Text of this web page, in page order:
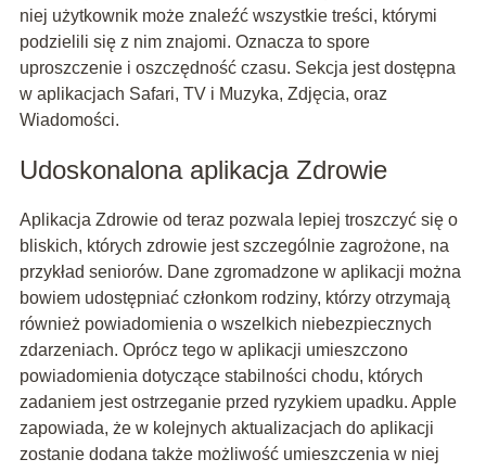
niej użytkownik może znaleźć wszystkie treści, którymi
podzielili się z nim znajomi. Oznacza to spore
uproszczenie i oszczędność czasu. Sekcja jest dostępna
w aplikacjach Safari, TV i Muzyka, Zdjęcia, oraz
Wiadomości.
Udoskonalona aplikacja Zdrowie
Aplikacja Zdrowie od teraz pozwala lepiej troszczyć się o
bliskich, których zdrowie jest szczególnie zagrożone, na
przykład seniorów. Dane zgromadzone w aplikacji można
bowiem udostępniać członkom rodziny, którzy otrzymają
również powiadomienia o wszelkich niebezpiecznych
zdarzeniach. Oprócz tego w aplikacji umieszczono
powiadomienia dotyczące stabilności chodu, których
zadaniem jest ostrzeganie przed ryzykiem upadku. Apple
zapowiada, że w kolejnych aktualizacjach do aplikacji
zostanie dodana także możliwość umieszczenia w niej